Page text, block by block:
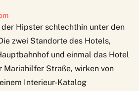
Hipster schlechthin unter den
zwei Standorte des Hotels,
und einmal das Hotel
Mariahilfer Straße, wirken von
Interieur-Katalog